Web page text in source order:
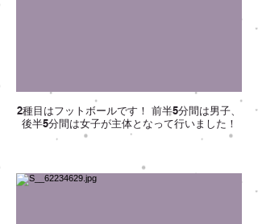
2種目はフットボールです！ 前半5分間は男子、
後半5分間は女子が主体となって行いました！